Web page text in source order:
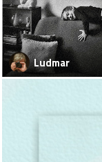
Ludmar